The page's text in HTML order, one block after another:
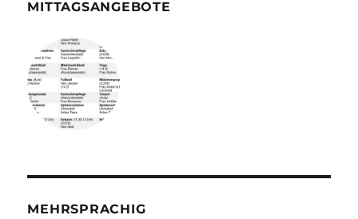
MITTAGSANGEBOTE
MEHRSPRACHIG